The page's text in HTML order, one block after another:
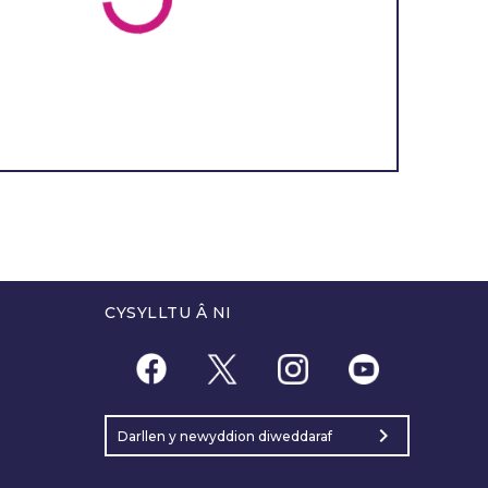
CYSYLLTU Â NI
Darllen y newyddion diweddaraf chevron_right